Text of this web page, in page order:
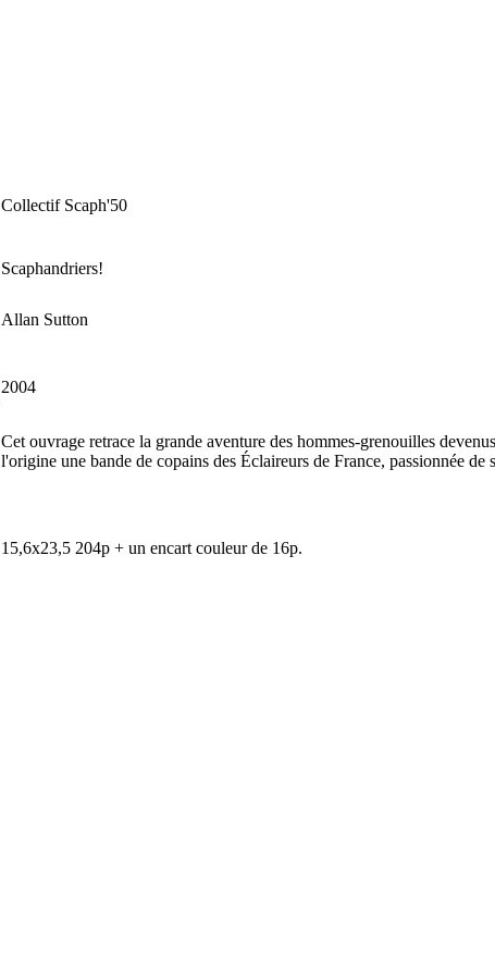
Collectif Scaph'50
Scaphandriers!
Allan Sutton
2004
Cet ouvrage retrace la grande aventure des hommes-grenouilles
l'origine une bande de copains des Éclaireurs de France, passionnée
15,6x23,5 204p + un encart couleur de 16p.